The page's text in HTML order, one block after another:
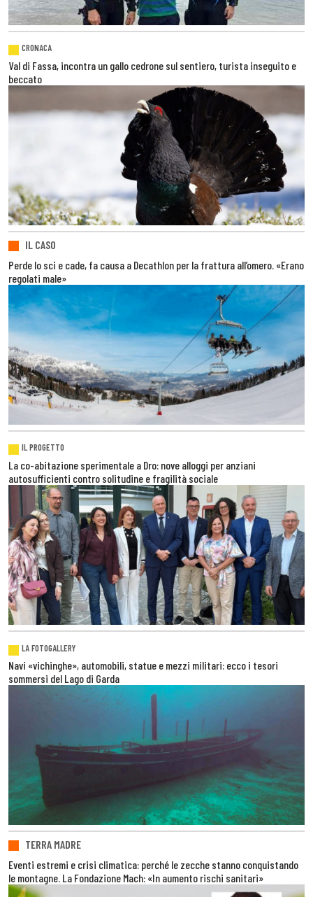
CRONACA
Val di Fassa, incontra un gallo cedrone sul sentiero, turista inseguito e
beccato
IL CASO
Perde lo sci e cade, fa causa a Decathlon per la frattura all’omero. «Erano
regolati male»
IL PROGETTO
La co-abitazione sperimentale a Dro: nove alloggi per anziani
autosufficienti contro solitudine e fragilità sociale
LA FOTOGALLERY
Navi «vichinghe», automobili, statue e mezzi militari: ecco i tesori
sommersi del Lago di Garda
TERRA MADRE
Eventi estremi e crisi climatica: perché le zecche stanno conquistando
le montagne. La Fondazione Mach: «In aumento rischi sanitari»